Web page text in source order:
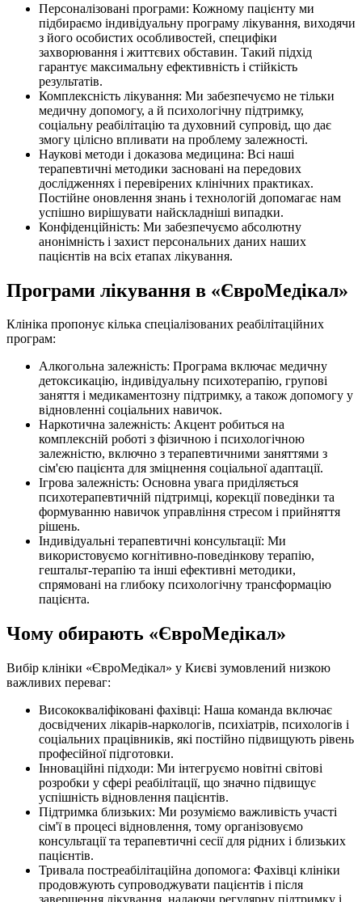
Персоналізовані програми: Кожному пацієнту ми
підбираємо індивідуальну програму лікування, виходячи
з його особистих особливостей, специфіки
захворювання і життєвих обставин. Такий підхід
гарантує максимальну ефективність і стійкість
результатів.
Комплексність лікування: Ми забезпечуємо не тільки
медичну допомогу, а й психологічну підтримку,
соціальну реабілітацію та духовний супровід, що дає
змогу цілісно впливати на проблему залежності.
Наукові методи і доказова медицина: Всі наші
терапевтичні методики засновані на передових
дослідженнях і перевірених клінічних практиках.
Постійне оновлення знань і технологій допомагає нам
успішно вирішувати найскладніші випадки.
Конфіденційність: Ми забезпечуємо абсолютну
анонімність і захист персональних даних наших
пацієнтів на всіх етапах лікування.
Програми лікування в «ЄвроМедікал»
Клініка пропонує кілька спеціалізованих реабілітаційних
програм:
Алкогольна залежність: Програма включає медичну
детоксикацію, індивідуальну психотерапію, групові
заняття і медикаментозну підтримку, а також допомогу у
відновленні соціальних навичок.
Наркотична залежність: Акцент робиться на
комплексній роботі з фізичною і психологічною
залежністю, включно з терапевтичними заняттями з
сім'єю пацієнта для зміцнення соціальної адаптації.
Ігрова залежність: Основна увага приділяється
психотерапевтичній підтримці, корекції поведінки та
формуванню навичок управління стресом і прийняття
рішень.
Індивідуальні терапевтичні консультації: Ми
використовуємо когнітивно-поведінкову терапію,
гештальт-терапію та інші ефективні методики,
спрямовані на глибоку психологічну трансформацію
пацієнта.
Чому обирають «ЄвроМедікал»
Вибір клініки «ЄвроМедікал» у Києві зумовлений низкою
важливих переваг:
Висококваліфіковані фахівці: Наша команда включає
досвідчених лікарів-наркологів, психіатрів, психологів і
соціальних працівників, які постійно підвищують рівень
професійної підготовки.
Інноваційні підходи: Ми інтегруємо новітні світові
розробки у сфері реабілітації, що значно підвищує
успішність відновлення пацієнтів.
Підтримка близьких: Ми розуміємо важливість участі
сім'ї в процесі відновлення, тому організовуємо
консультації та терапевтичні сесії для рідних і близьких
пацієнтів.
Тривала постреабілітаційна допомога: Фахівці клініки
продовжують супроводжувати пацієнтів і після